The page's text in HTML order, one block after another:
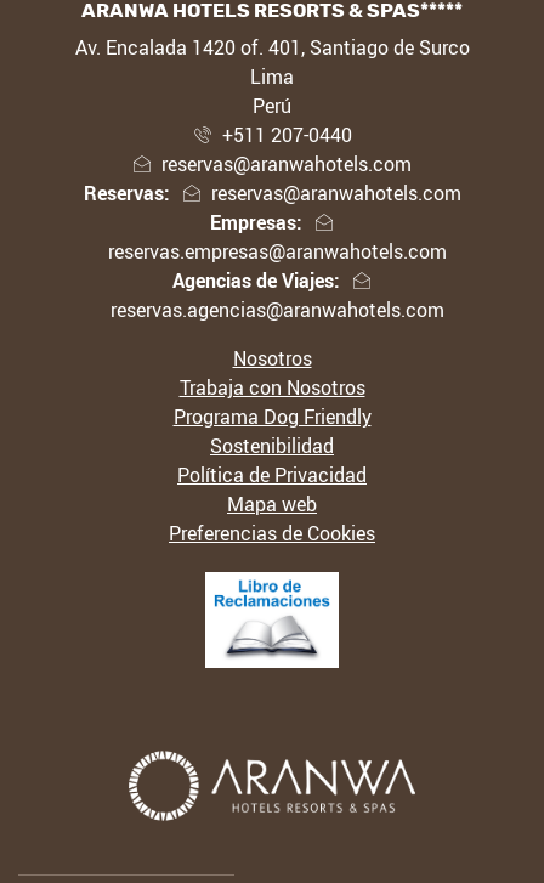
DIRECCIÓN
ARANWA HOTELS RESORTS & SPAS*****
Av. Encalada 1420 of. 401, Santiago de Surco
Lima
Perú
+511 207-0440
reservas@aranwahotels.com
Reservas:
reservas@aranwahotels.com
Empresas:
reservas.empresas@aranwahotels.com
Agencias de Viajes:
reservas.agencias@aranwahotels.com
Nosotros
Trabaja con Nosotros
Programa Dog Friendly
Sostenibilidad
Política de Privacidad
Mapa web
Preferencias de Cookies